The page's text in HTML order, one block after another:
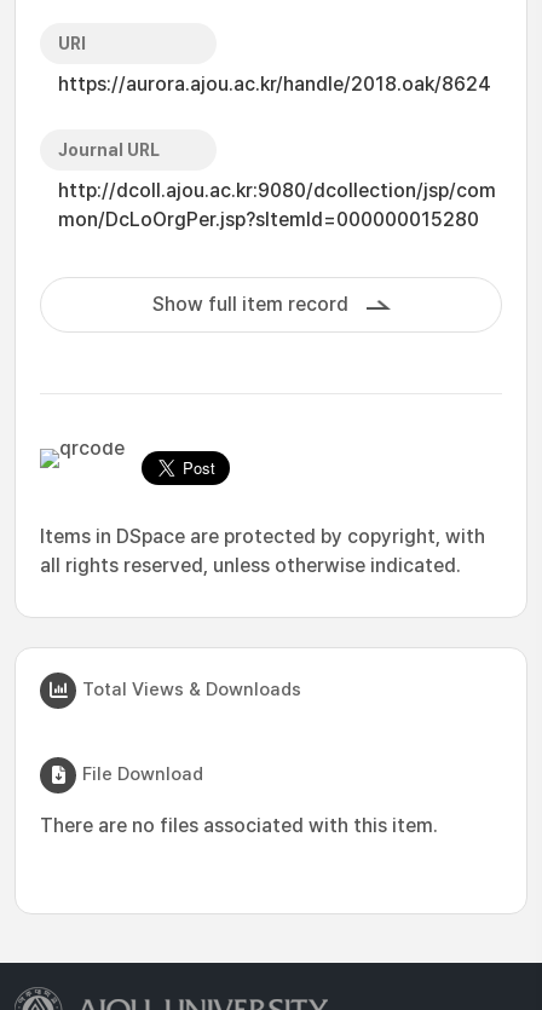
URI
https://aurora.ajou.ac.kr/handle/2018.oak/8624
Journal URL
http://dcoll.ajou.ac.kr:9080/dcollection/jsp/com
mon/DcLoOrgPer.jsp?sItemId=000000015280
Show full item record
Items in DSpace are protected by copyright, with
all rights reserved, unless otherwise indicated.
Total Views & Downloads
File Download
There are no files associated with this item.